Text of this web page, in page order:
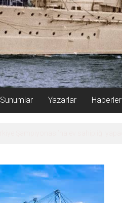
Sunumlar Yazarlar Haberler